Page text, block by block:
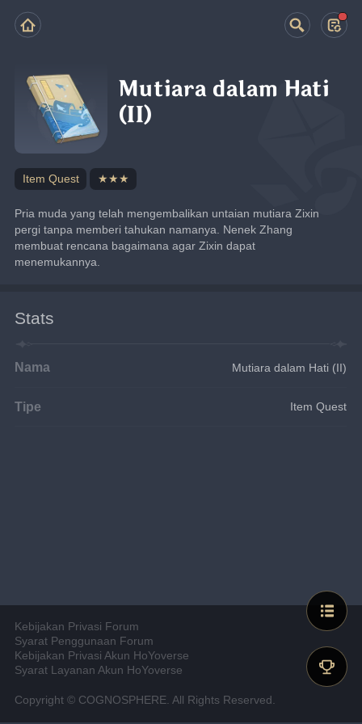
Mutiara dalam Hati
(II)
Item Quest ★★★
Pria muda yang telah mengembalikan untaian mutiara Zixin
pergi tanpa memberi tahukan namanya. Nenek Zhang
membuat rencana bagaimana agar Zixin dapat
menemukannya.
Stats
Nama Mutiara dalam Hati (II)
Tipe Item Quest
Kebijakan Privasi Forum
Syarat Penggunaan Forum
Kebijakan Privasi Akun HoYoverse
Syarat Layanan Akun HoYoverse
Copyright © COGNOSPHERE. All Rights Reserved.